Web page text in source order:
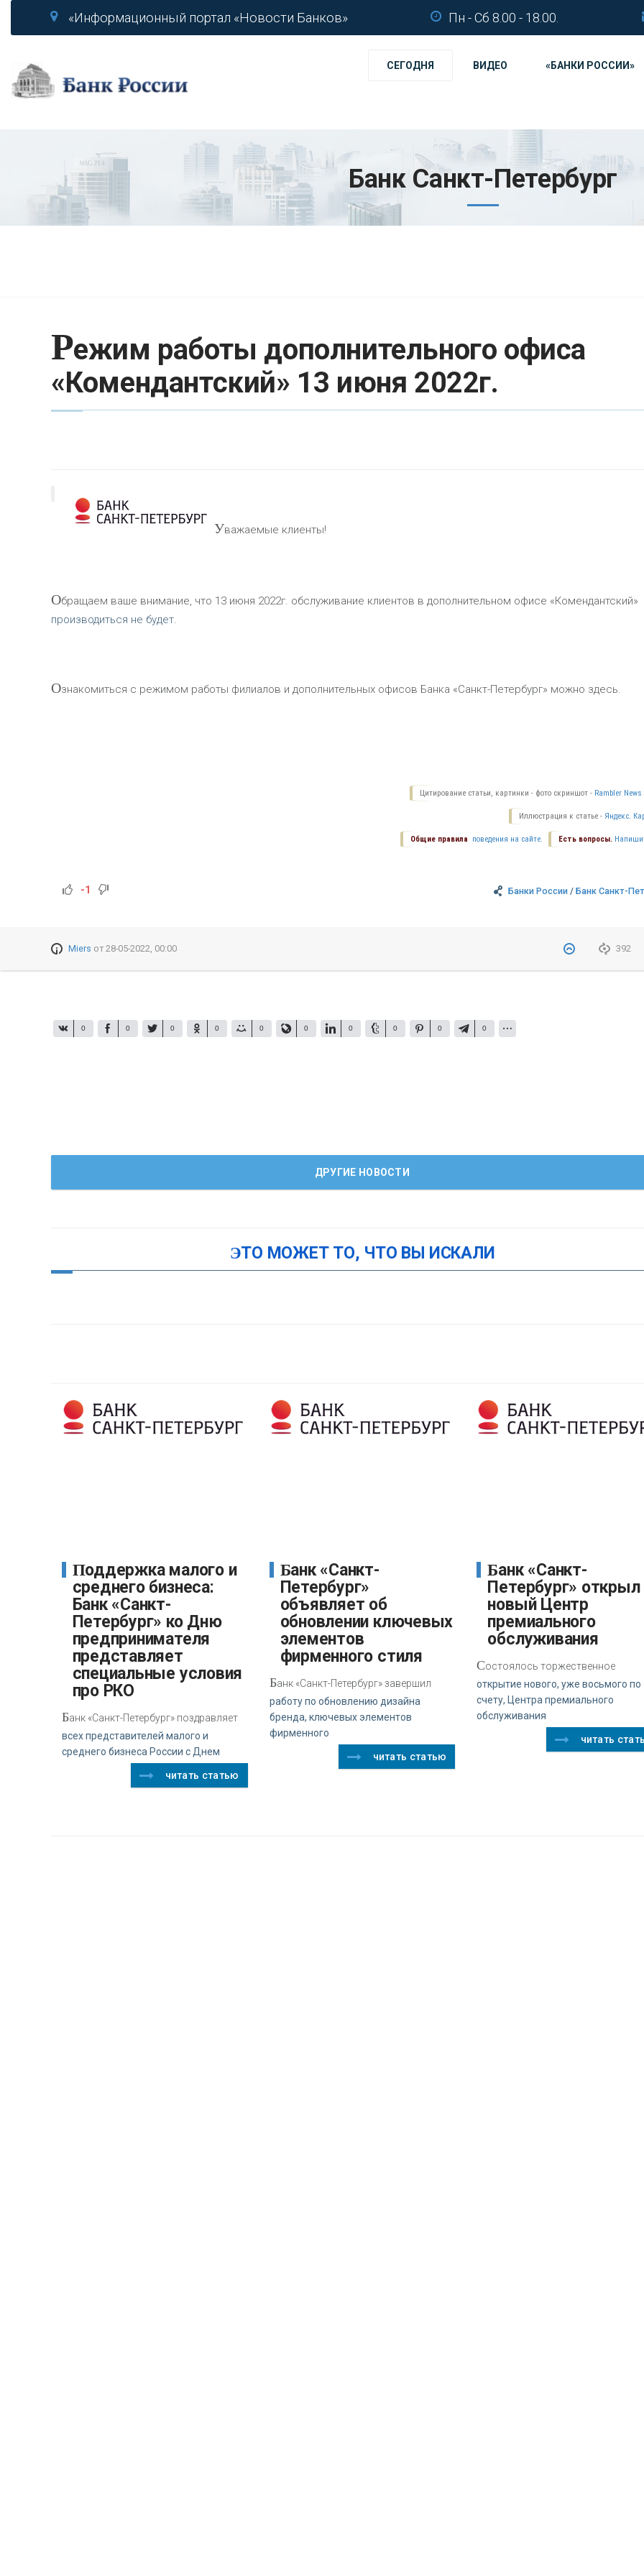
«Информационный портал «Новости Банков» Пн - Сб 8.00 - 18.00.
СЕГОДНЯ ВИДЕО «БАНКИ РОССИИ»
Банк Санкт-Петербург
Режим работы дополнительного офиса
«Комендантский» 13 июня 2022г.
Уважаемые клиенты!
Обращаем ваше внимание, что 13 июня 2022г. обслуживание клиентов в дополнительном офисе «Комендантский»
производиться не будет.
Ознакомиться с режимом работы филиалов и дополнительных офисов Банка «Санкт-Петербург» можно здесь.
Цитирование статьи, картинки - фото скриншот - Rambler News
Иллюстрация к статье - Яндекс.
Есть вопросы.
Общие правила поведения на сайте.
Банки России /Банк Санкт-
-1
392
Miers от 28-05-2022, 00:00
0 0 0 0 0 0 0 0 0 0
ДРУГИЕ НОВОСТИ
ЭТО МОЖЕТ ТО, ЧТО ВЫ ИСКАЛИ
Поддержка малого и
среднего бизнеса:
Банк «Санкт-
Петербург» ко Дню
предпринимателя
представляет
специальные условия
про РКО
Банк «Санкт-Петербург» поздравляет
всех представителей малого и
среднего бизнеса России с Днем
читать статью
Банк «Санкт-
Петербург»
объявляет об
обновлении ключевых
элементов
фирменного стиля
Банк «Санкт-Петербург» завершил
работу по обновлению дизайна
бренда, ключевых элементов
фирменного
читать статью
Банк «Санкт-
Петербург» открыл
новый Центр
премиального
обслуживания
Состоялось торжественное
открытие нового, уже восьмого по
счету, Центра премиального
обслуживания
читать